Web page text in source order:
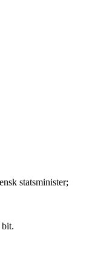
statsminister;
bit.